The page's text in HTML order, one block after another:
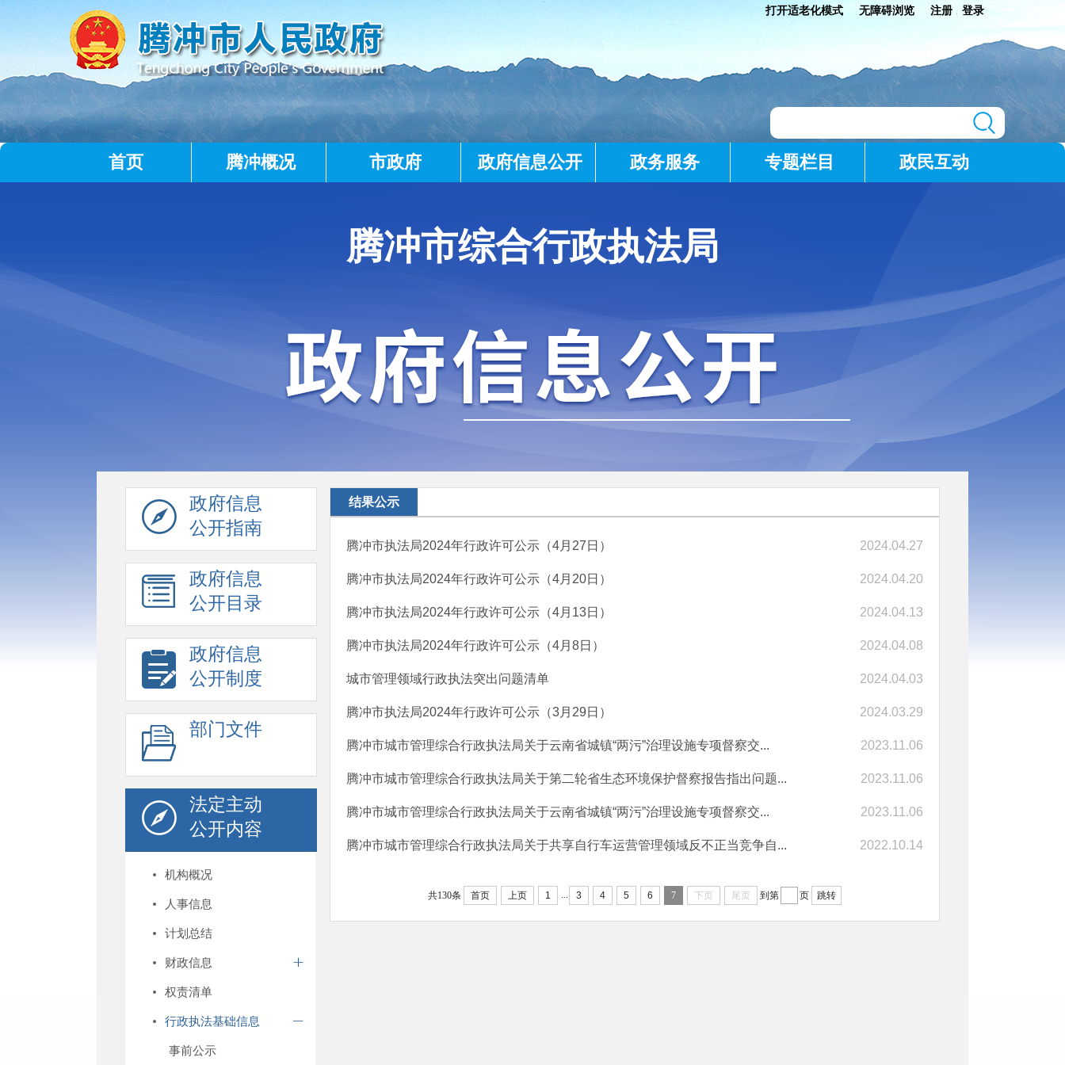
打开适老化模式 无障碍浏览 注册 登录
首页 腾冲概况 市政府 政府信息公开 政务服务 专题栏目 政民互动
腾冲市综合行政执法局
政府信息
公开指南
政府信息
公开目录
政府信息
公开制度
部门文件
法定主动
公开内容
机构概况
人事信息
计划总结
财政信息
权责清单
行政执法基础信息
事前公示
结果公示
腾冲市执法局2024年行政许可公示（4月27日） 2024.04.27
腾冲市执法局2024年行政许可公示（4月20日） 2024.04.20
腾冲市执法局2024年行政许可公示（4月13日） 2024.04.13
腾冲市执法局2024年行政许可公示（4月8日） 2024.04.08
城市管理领域行政执法突出问题清单 2024.04.03
腾冲市执法局2024年行政许可公示（3月29日） 2024.03.29
腾冲市城市管理综合行政执法局关于云南省城镇“两污”治理设施专项督察交... 2023.11.06
腾冲市城市管理综合行政执法局关于第二轮省生态环境保护督察报告指出问题... 2023.11.06
腾冲市城市管理综合行政执法局关于云南省城镇“两污”治理设施专项督察交... 2023.11.06
腾冲市城市管理综合行政执法局关于共享自行车运营管理领域反不正当竞争自... 2022.10.14
共130条 首页 上页 1 3 4 5 6 7 下页 尾页 到第 页 跳转